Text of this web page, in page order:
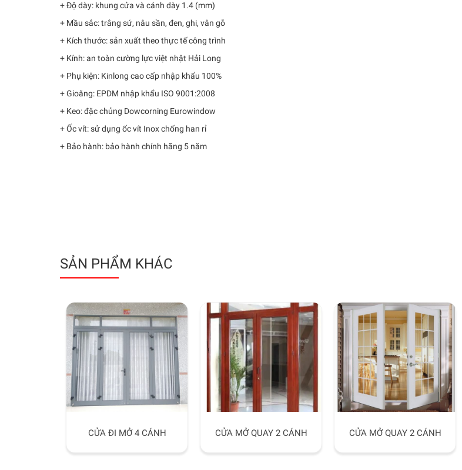
+ Độ dày: khung cửa và cánh dày 1.4 (mm)
+ Mầu sắc: trắng sứ, nâu sần, đen, ghi, vân gỗ
+ Kích thước: sản xuất theo thực tế công trình
+ Kính: an toàn cường lực việt nhật Hải Long
+ Phụ kiện: Kinlong cao cấp nhập khẩu 100%
+ Gioăng: EPDM nhập khẩu ISO 9001:2008
+ Keo: đặc chủng Dowcorning Eurowindow
+ Ốc vít: sử dụng ốc vít Inox chống han rỉ
+ Bảo hành: bảo hành chính hãng 5 năm
SẢN PHẨM KHÁC
CỬA ĐI MỞ 4 CÁNH CỬA MỞ QUAY 2 CÁNH CỬA MỞ QUAY 2 CÁNH